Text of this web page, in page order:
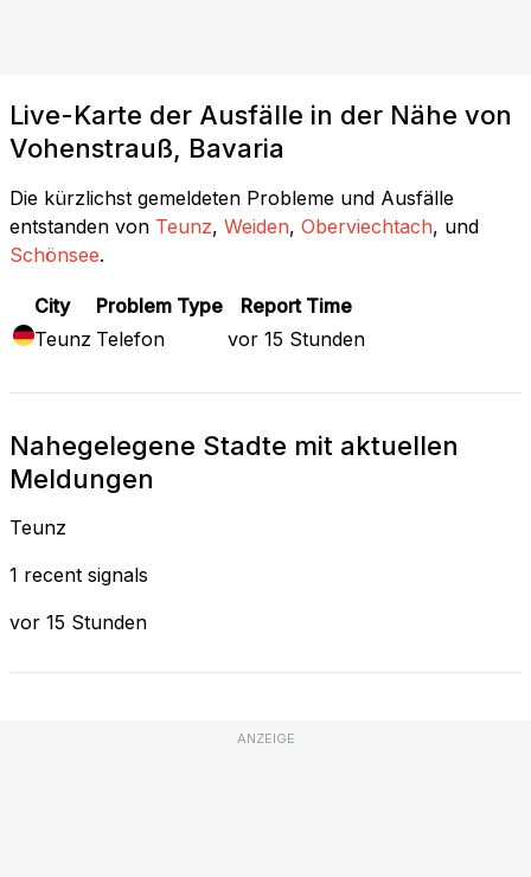
Live-Karte der Ausfälle in der Nähe von
Vohenstrauß, Bavaria
Die kürzlichst gemeldeten Probleme und Ausfälle
entstanden von Teunz, Weiden, Oberviechtach, und
Schönsee.
City Problem Type
Report Time
Teunz Telefon vor 15 Stunden
Nahegelegene Stadte mit aktuellen
Meldungen
Teunz
1 recent signals
vor 15 Stunden
ANZEIGE